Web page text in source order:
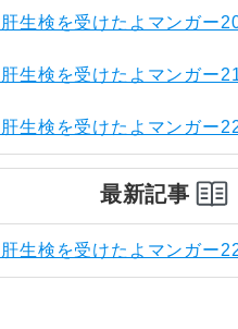
生検を受けたよマンガー
生検を受けたよマンガー
生検を受けたよマンガー
最新記事
生検を受けたよマンガー